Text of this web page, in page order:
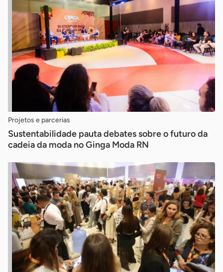
Projetos e parcerias
Sustentabilidade pauta debates sobre o futuro da
cadeia da moda no Ginga Moda RN